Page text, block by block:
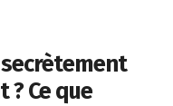
Ce que